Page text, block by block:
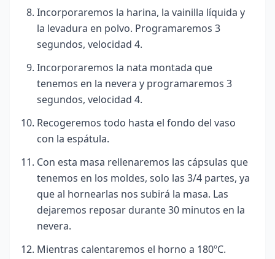
Incorporaremos la harina, la vainilla líquida y
la levadura en polvo. Programaremos 3
segundos, velocidad 4.
Incorporaremos la nata montada que
tenemos en la nevera y programaremos 3
segundos, velocidad 4.
Recogeremos todo hasta el fondo del vaso
con la espátula.
Con esta masa rellenaremos las cápsulas que
tenemos en los moldes, solo las 3/4 partes, ya
que al hornearlas nos subirá la masa. Las
dejaremos reposar durante 30 minutos en la
nevera.
Mientras calentaremos el horno a 180ºC.